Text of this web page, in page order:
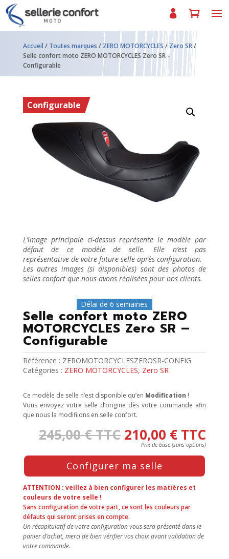
Accueil / Toutes marques / ZERO MOTORCYCLES/Zero SR/
Selle confort moto ZERO MOTORCYCLES Zero SR –
Configurable
Configurable
L’image principale ci-dessus représente le modèle par
défaut de ce modèle de selle. Elle n’est pas
représentative de votre future selle après configuration.
Les autres images (si disponibles) sont des photos de
selles confort que nous avons réalisées pour nos clients.
Délai de 6 semaines
Selle confort moto ZERO
MOTORCYCLES Zero SR –
Configurable
Référence : ZEROMOTORCYCLESZEROSR-CONFIG
Catégories : ZERO MOTORCYCLES, Zero SR
Ce modèle de selle n’est disponible qu’en Modification !
Vous envoyez votre selle d’origine dès votre commande afin
que nous la modifiions en selle confort.
245,00€TTC 210,00 € TTC
Press
the
Configure
button
to
enter
the
product
configurator
(next
Configurer ma selle
ATTENTION : veillez à bien configurer les matières et
couleurs de votre selle !
Sans configuration de votre part, ce sont les couleurs par
défauts qui seront prises en compte.
Un récapitulatif de votre configuration vous sera présenté dans le
panier d’achat, merci de bien vérifier vos choix avant validation de
votre commande.